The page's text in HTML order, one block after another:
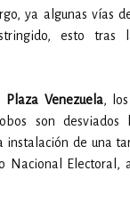
ya algunas vías
esto tras
Plaza Venezuela,
son desviados
instalación de una
Nacional Electoral,